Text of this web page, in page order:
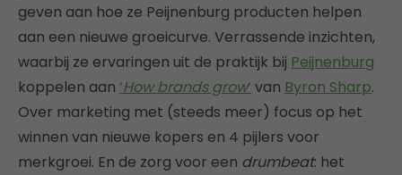
geven aan hoe ze Peijnenburg producten helpen
aan een nieuwe groeicurve. Verrassende inzichten,
waarbij ze ervaringen uit de praktijk bij Peijnenburg
koppelen aan ‘How brands grow‘ van Byron Sharp.
Over marketing met (steeds meer) focus op het
winnen van nieuwe kopers en 4 pijlers voor
merkgroei. En de zorg voor een drumbeat: het